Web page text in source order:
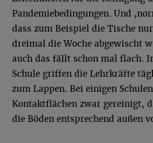
Pandemiebedingungen. Und
dass zum Beispiel die Tische
dreimal die Woche abgewischt
auch das fällt schon mal flach.
Schule griffen die Lehrkräfte
zum Lappen. Bei einigen
Kontaktflächen zwar gereinigt,
die Böden entsprechend außen